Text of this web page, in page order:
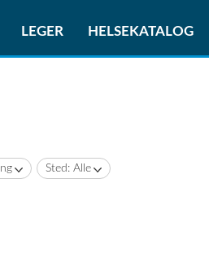
LEGER HELSEKATALOG
Sted: Alle